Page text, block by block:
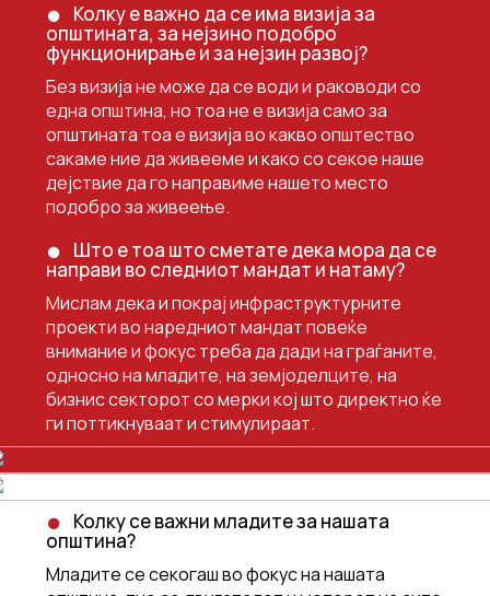
Колку е важно да се има визија за
општината, за нејзино подобро
функционирање и за нејзин развој?
Без визија не може да се води и раководи со
една општина, но тоа не е визија само за
општината тоа е визија во какво општество
сакаме ние да живееме и како со секое наше
дејствие да го направиме нашето место
подобро за живеење.
Што е тоа што сметате дека мора да се
направи во следниот мандат и натаму?
Мислам дека и покрај инфраструктурните
проекти во наредниот мандат повеќе
внимание и фокус треба да дади на граѓаните,
односно на младите, на земјоделците, на
бизнис секторот со мерки кој што директно ќе
ги поттикнуваат и стимулираат.
Колку се важни младите за нашата
општина?
Младите се секогаш во фокус на нашата